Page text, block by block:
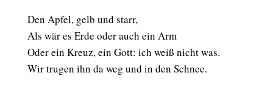
Den Apfel, gelb und starr,
Als wär es Erde oder auch ein Arm
Oder ein Kreuz, ein Gott: ich weiß nicht was.
Wir trugen ihn da weg und in den Schnee.